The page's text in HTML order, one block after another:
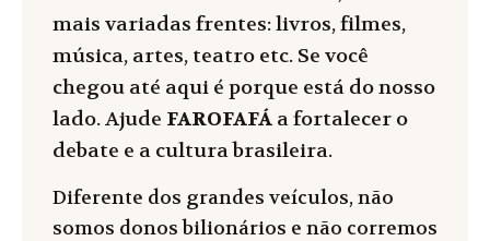
mais variadas frentes: livros, filmes,
música, artes, teatro etc. Se você
chegou até aqui é porque está do nosso
lado. Ajude FAROFAFÁ a fortalecer o
debate e a cultura brasileira.
Diferente dos grandes veículos, não
somos donos bilionários e não corremos